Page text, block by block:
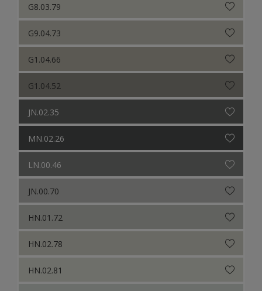
G8.03.79
G9.04.73
G1.04.66
G1.04.52
JN.02.35
MN.02.26
LN.00.46
JN.00.70
HN.01.72
HN.02.78
HN.02.81